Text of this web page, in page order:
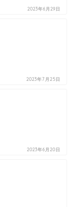
2023年6月29日
2023年7月25日
2023年6月20日